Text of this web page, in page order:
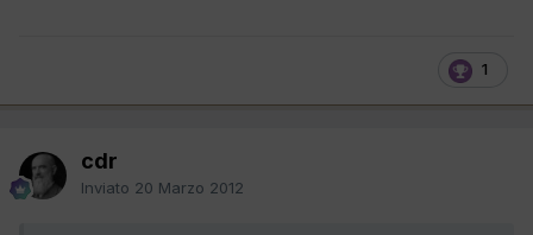
1
cdr
Inviato 20 Marzo 2012